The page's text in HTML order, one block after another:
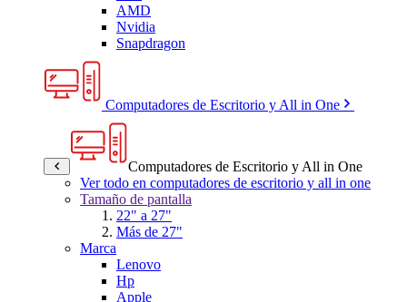
AMD
Nvidia
Snapdragon
Computadores de Escritorio y All in One
Computadores de Escritorio y All in One
Ver todo en computadores de escritorio y all in one
Tamaño de pantalla
22" a 27"
Más de 27"
Marca
Lenovo
Hp
Apple